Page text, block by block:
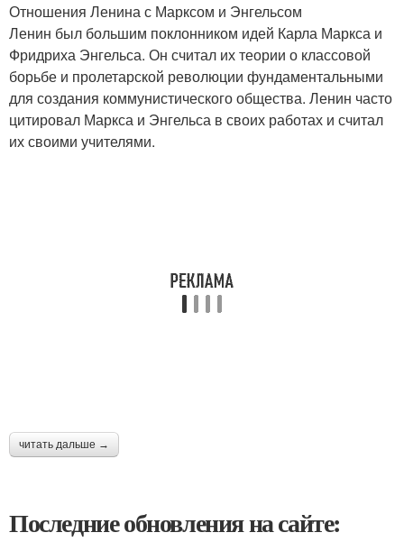
Отношения Ленина с Марксом и Энгельсом
Ленин был большим поклонником идей Карла Маркса и
Фридриха Энгельса. Он считал их теории о классовой
борьбе и пролетарской революции фундаментальными
для создания коммунистического общества. Ленин часто
цитировал Маркса и Энгельса в своих работах и считал
их своими учителями.
читать дальше →
Последние обновления на сайте: